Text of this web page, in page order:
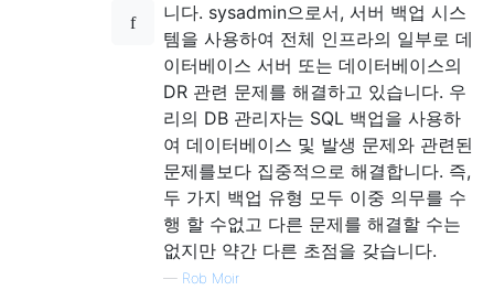
니다. sysadmin으로서, 서버 백업 시스
템을 사용하여 전체 인프라의 일부로 데
이터베이스 서버 또는 데이터베이스의
DR 관련 문제를 해결하고 있습니다. 우
리의 DB 관리자는 SQL 백업을 사용하
여 데이터베이스 및 발생 문제와 관련된
문제를보다 집중적으로 해결합니다. 즉,
두 가지 백업 유형 모두 이중 의무를 수
행 할 수없고 다른 문제를 해결할 수는
없지만 약간 다른 초점을 갖습니다.
— Rob Moir